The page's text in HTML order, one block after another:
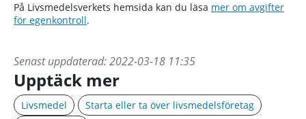
På Livsmedelsverkets hemsida kan du läsa mer om avgifter
för egenkontroll.
Senast uppdaterad:2022-03-18 11:35
Upptäck mer
Livsmedel
Starta eller ta över livsmedelsföretag